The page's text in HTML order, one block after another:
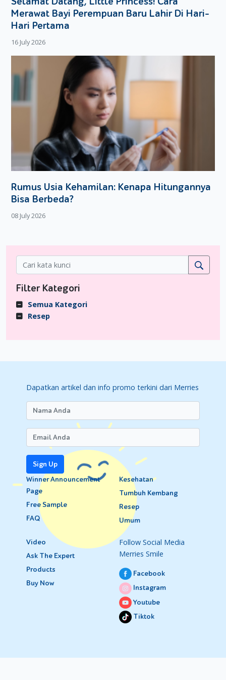
Sampai jumpa di artikel Merries berikutnya!
Merawat Bayi Perempuan Baru Lahir Di Hari-
Hari Pertama
16 July 2026
Rumus Usia Kehamilan: Kenapa Hitungannya
Bisa Berbeda?
08 July 2026
Filter Kategori
Semua Kategori
Resep
Dapatkan artikel dan info promo terkini dari Merries
Sign Up
Winner Announcement
Page
Free Sample
FAQ
Kesehatan
Tumbuh Kembang
Resep
Umum
Video
Ask The Expert
Products
Buy Now
Follow Social Media
Merries Smile
Facebook
Instagram
Youtube
Tiktok